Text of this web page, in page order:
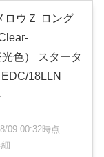
ロウＺ ロング
色） スタータ
18LLN
09 00:32時点